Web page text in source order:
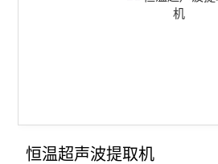
恒温超声波提取机